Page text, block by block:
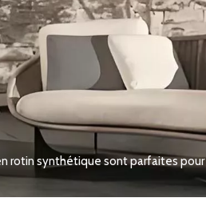
rotin synthétique sont parfaites